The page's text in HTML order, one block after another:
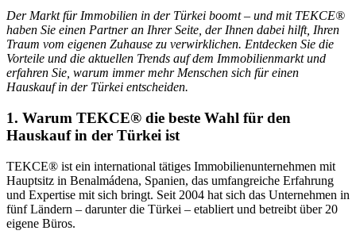
Der Markt für Immobilien in der Türkei boomt – und mit TEKCE®
haben Sie einen Partner an Ihrer Seite, der Ihnen dabei hilft, Ihren
Traum vom eigenen Zuhause zu verwirklichen. Entdecken Sie die
Vorteile und die aktuellen Trends auf dem Immobilienmarkt und
erfahren Sie, warum immer mehr Menschen sich für einen
Hauskauf in der Türkei entscheiden.
1. Warum TEKCE® die beste Wahl für den
Hauskauf in der Türkei ist
TEKCE® ist ein international tätiges Immobilienunternehmen mit
Hauptsitz in Benalmádena, Spanien, das umfangreiche Erfahrung
und Expertise mit sich bringt. Seit 2004 hat sich das Unternehmen in
fünf Ländern – darunter die Türkei – etabliert und betreibt über 20
eigene Büros.